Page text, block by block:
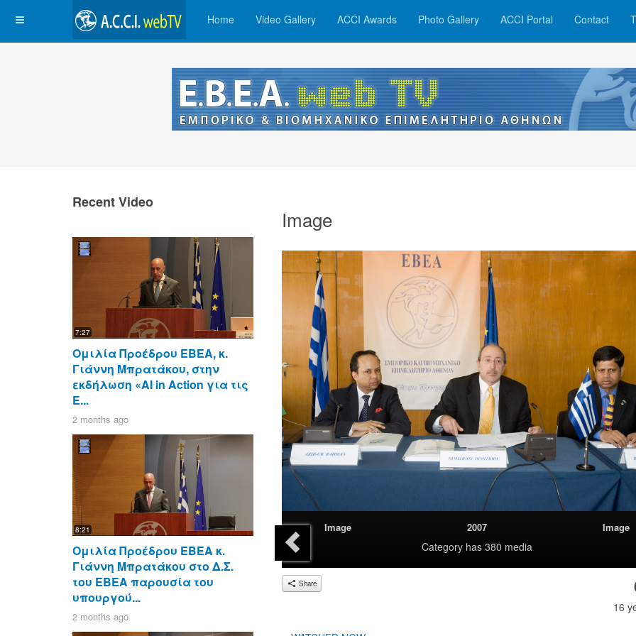
Home Video Gallery ACCI Awards Photo Gallery ACCI Portal Contact
Image
Image 2007
Categoryhas 380 media
Image
Share
16
Recent Video
7:27
Ομιλία Προέδρου ΕΒΕΑ, κ.
Γιάννη Μπρατάκου, στην
εκδήλωση «AI in Action για τις
Ε...
2 months ago
8:21
Ομιλία Προέδρου ΕΒΕΑ κ.
Γιάννη Μπρατάκου στο Δ.Σ.
του ΕΒΕΑ παρουσία του
υπουργού...
2 months ago